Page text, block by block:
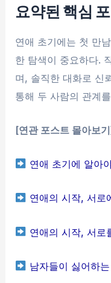
요약된 핵심
연애 초기에는 첫 만
한 탐색이 중요하다.
며, 솔직한 대화로 신
통해 두 사람의 관계
[연관 포스트 몰아보
연애 초기에 알아
연애의 시작, 서로
연애의 시작, 서로
남자들이 싫어하